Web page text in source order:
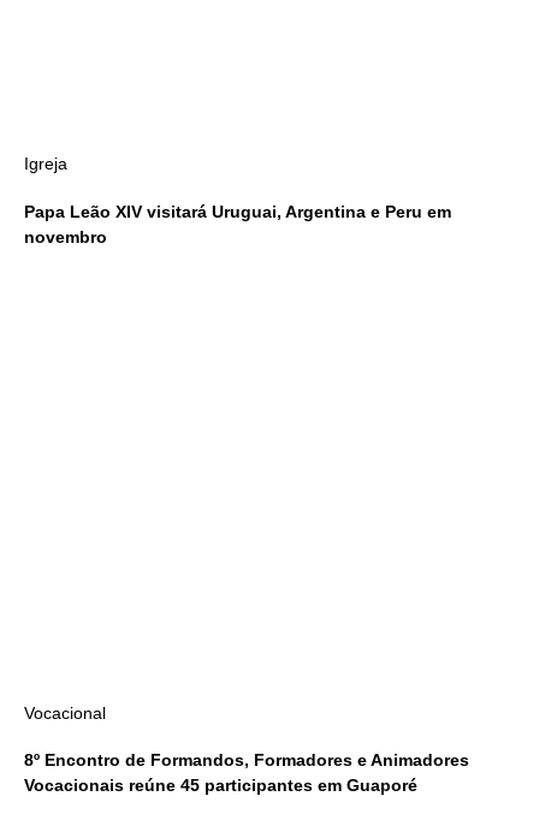
Igreja
Papa Leão XIV visitará Uruguai, Argentina e Peru em
novembro
Vocacional
8º Encontro de Formandos, Formadores e Animadores
Vocacionais reúne 45 participantes em Guaporé